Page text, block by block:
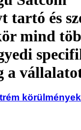
tartó és
mind
a